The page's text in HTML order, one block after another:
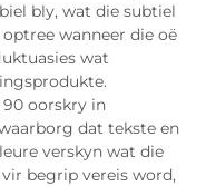
bly, wat die subtiel
wanneer die oë
wat
90 oorskry in
dat tekste en
verskyn wat die
begrip vereis word,